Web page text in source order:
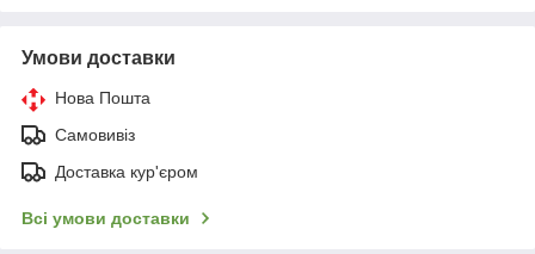
Умови доставки
Нова Пошта
Самовивіз
Доставка кур'єром
Всі умови доставки